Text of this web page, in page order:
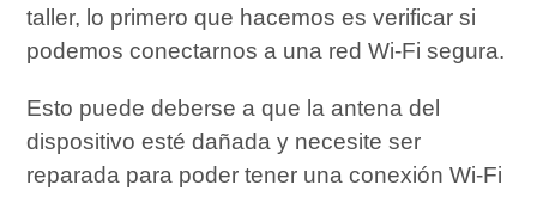
taller, lo primero que hacemos es verificar si
podemos conectarnos a una red Wi-Fi segura.
Esto puede deberse a que la antena del
dispositivo esté dañada y necesite ser
reparada para poder tener una conexión Wi-Fi